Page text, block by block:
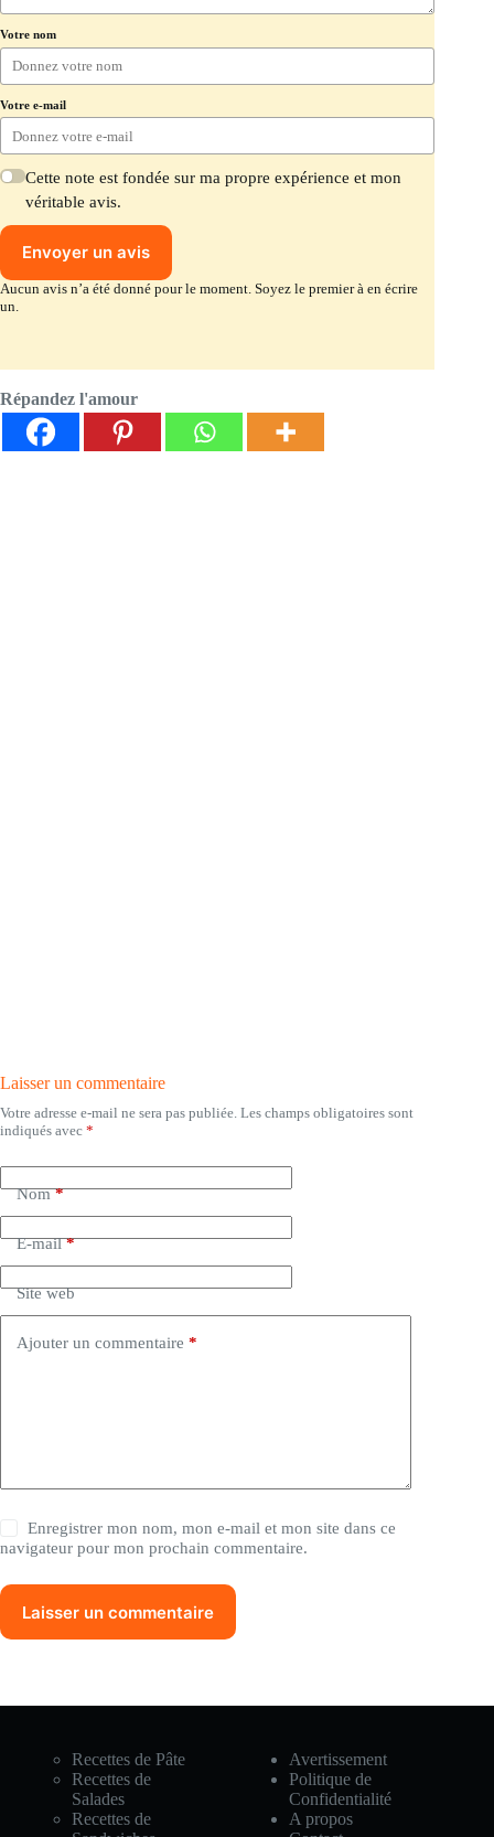
Votre nom
Votre e-mail
Cette note est fondée sur ma propre expérience et mon
véritable avis.
Envoyer un avis
Aucun avis n’a été donné pour le moment. Soyez le premier à en écrire
un.
Répandez l'amour
Laisser un commentaire
Votre adresse e-mail ne sera pas publiée. Les champs obligatoires sont
indiqués avec *
Nom*
E-mail*
Site web
Ajouter un commentaire *
Enregistrer mon nom, mon e-mail et mon site dans ce
navigateur pour mon prochain commentaire.
Laisser un commentaire
Recettes de Pâte
Recettes de
Salades
Recettes de
Avertissement
Politique de
Confidentialité
A propos